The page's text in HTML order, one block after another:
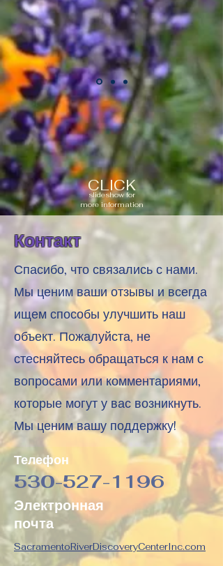
CLICK
slideshow for
more information
Контакт
Спасибо, что связались с нами.
Мы ценим ваши отзывы и всегда
ищем способы улучшить наш
объект. Пожалуйста, не
стесняйтесь обращаться к нам с
вопросами или комментариями,
которые могут у вас возникнуть.
Мы ценим вашу поддержку!
Телефон
530-527-1196
Электронная
почта
SacramentoRiverDiscoveryCenterInc.com